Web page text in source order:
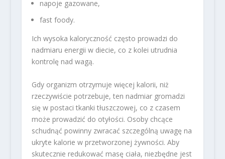
napoje gazowane,
fast foody.
Ich wysoka kaloryczność często prowadzi do
nadmiaru energii w diecie, co z kolei utrudnia
kontrolę nad wagą.
Gdy organizm otrzymuje więcej kalorii, niż
rzeczywiście potrzebuje, ten nadmiar gromadzi
się w postaci tkanki tłuszczowej, co z czasem
może prowadzić do otyłości. Osoby chcące
schudnąć powinny zwracać szczególną uwagę na
ukryte kalorie w przetworzonej żywności. Aby
skutecznie redukować masę ciała, niezbędne jest